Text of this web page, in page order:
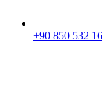
+90 850 532